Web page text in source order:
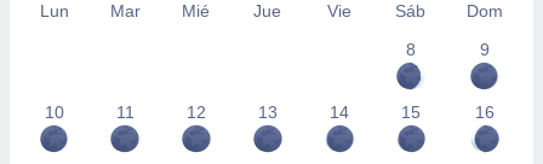
Lun Mar Mié Jue Vie Sáb
Dom
8
9
10 11 12 13 14 15 16